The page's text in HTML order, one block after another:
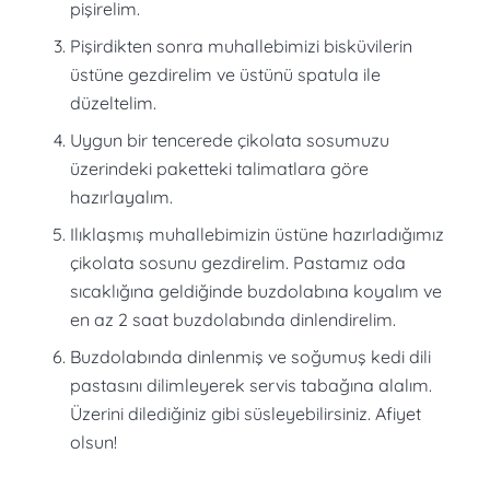
pişirelim.
Pişirdikten sonra muhallebimizi bisküvilerin
üstüne gezdirelim ve üstünü spatula ile
düzeltelim.
Uygun bir tencerede çikolata sosumuzu
üzerindeki paketteki talimatlara göre
hazırlayalım.
Ilıklaşmış muhallebimizin üstüne hazırladığımız
çikolata sosunu gezdirelim. Pastamız oda
sıcaklığına geldiğinde buzdolabına koyalım ve
en az 2 saat buzdolabında dinlendirelim.
Buzdolabında dinlenmiş ve soğumuş kedi dili
pastasını dilimleyerek servis tabağına alalım.
Üzerini dilediğiniz gibi süsleyebilirsiniz. Afiyet
olsun!